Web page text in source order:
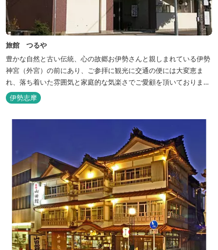
旅館 つるや
豊かな自然と古い伝統、心の故郷お伊勢さんと親しまれている伊勢
神宮（外宮）の前にあり、ご参拝に観光に交通の便には大変恵ま
れ、落ち着いた雰囲気と家庭的な気楽さでご愛顧を頂いておりま
す。
伊勢志摩